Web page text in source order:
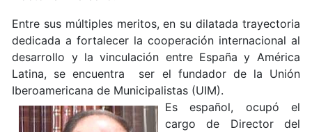
Entre sus múltiples meritos, en su dilatada trayectoria
dedicada a fortalecer la cooperación internacional al
desarrollo y la vinculación entre España y América
Latina, se encuentra ser el fundador de la Unión
Iberoamericana de Municipalistas (UIM).
Es español, ocupó el
cargo de Director del